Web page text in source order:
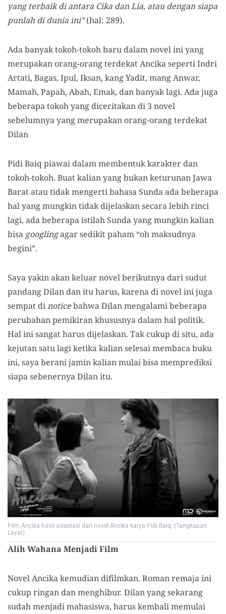
yang terbaik di antara Cika dan Lia, atau dengan siapa
punlah di dunia ini”(hal: 289).
Ada banyak tokoh-tokoh baru dalam novel ini yang
merupakan orang-orang terdekat Ancika seperti Indri
Artati, Bagas, Ipul, Iksan, kang Yadit, mang Anwar,
Mamah, Papah, Abah, Emak, dan banyak lagi. Ada juga
beberapa tokoh yang diceritakan di 3 novel
sebelumnya yang merupakan orang-orang terdekat
Dilan
Pidi Baiq piawai dalam membentuk karakter dan
tokoh-tokoh. Buat kalian yang bukan keturunan Jawa
Barat atau tidak mengerti bahasa Sunda ada beberapa
hal yang mungkin tidak dijelaskan secara lebih rinci
lagi, ada beberapa istilah Sunda yang mungkin kalian
bisa googlingagar sedikit paham “oh maksudnya
begini”.
Saya yakin akan keluar novel berikutnya dari sudut
pandang Dilan dan itu harus, karena di novel ini juga
sempat dinoticebahwa Dilan mengalami beberapa
perubahan pemikiran khususnya dalam hal politik.
Hal ini sangat harus dijelaskan. Tak cukup di situ, ada
kejutan satu lagi ketika kalian selesai membaca buku
ini, saya berani jamin kalian mulai bisa memprediksi
siapa sebenernya Dilan itu.
Film Ancika hasil adaptasi dari novel Ancika karya Pidi Baiq. (Tangkapan
Layar)
Alih Wahana Menjadi Film
Novel Ancika kemudian difilmkan. Roman remaja ini
cukup ringan dan menghibur. Dilan yang sekarang
sudah menjadi mahasiswa, harus kembali memulai